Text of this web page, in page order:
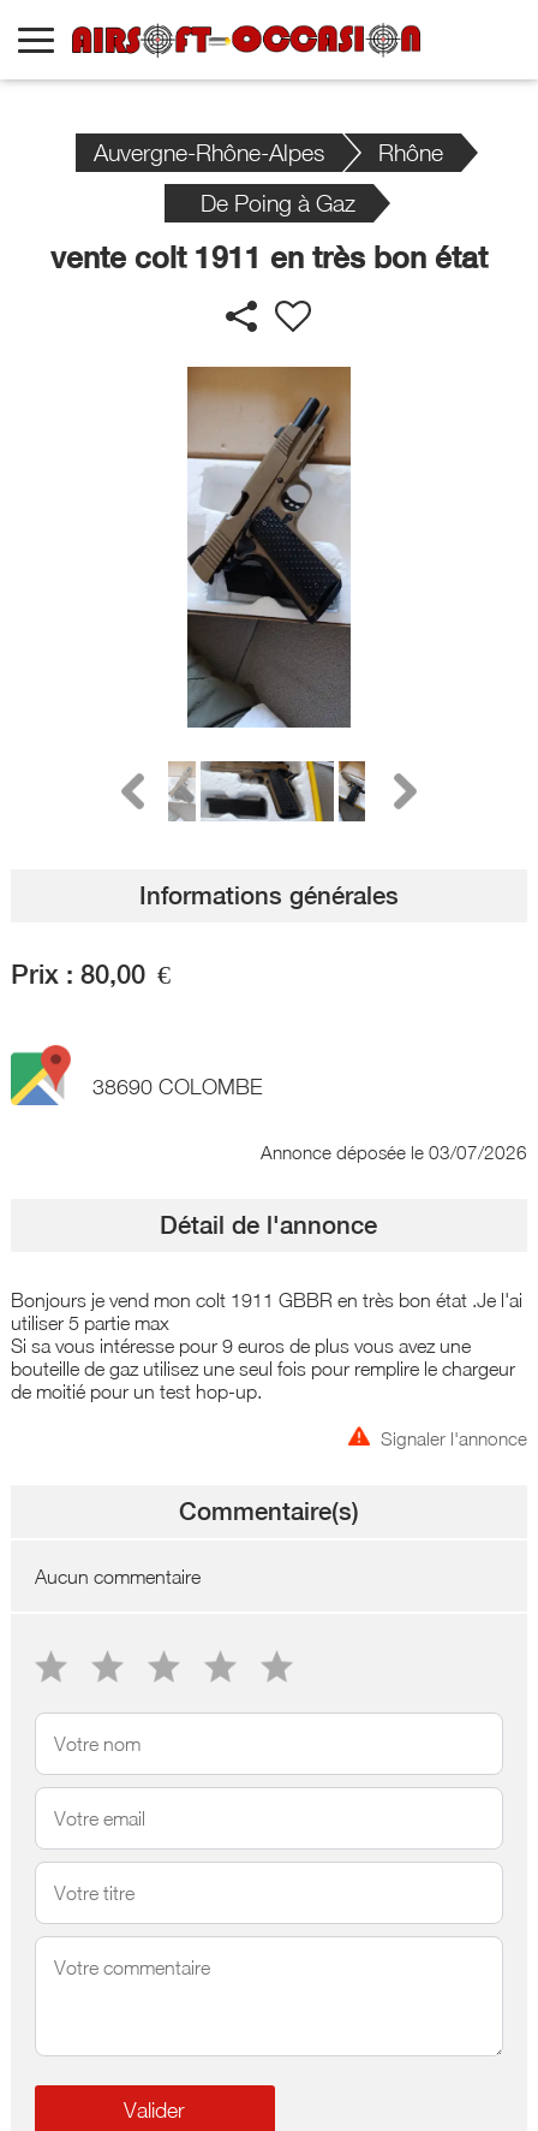
Auvergne-Rhône-Alpes
Rhône
De Poing à Gaz
vente colt 1911 en très bon état
Informations générales
Prix : 80,00 €
38690 COLOMBE
Annonce déposée le 03/07/2026
Détail de l'annonce
Bonjours je vend mon colt 1911 GBBR en très bon état .Je l'ai
utiliser 5 partie max
Si sa vous intéresse pour 9 euros de plus vous avez une
bouteille de gaz utilisez une seul fois pour remplire le chargeur
de moitié pour un test hop-up.
Signaler l'annonce
Commentaire(s)
Aucun commentaire